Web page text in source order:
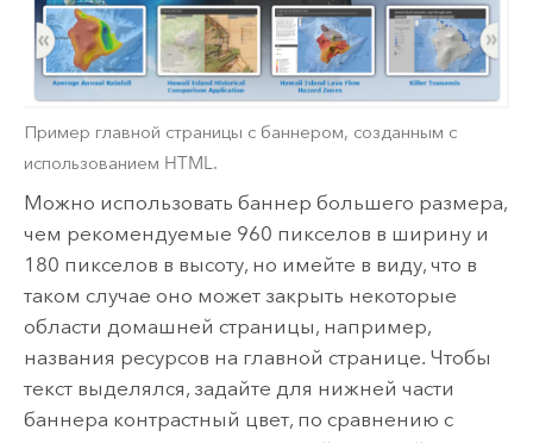
Пример главной страницы с баннером, созданным с
использованием HTML.
Можно использовать баннер большего размера,
чем рекомендуемые 960 пикселов в ширину и
180 пикселов в высоту, но имейте в виду, что в
таком случае оно может закрыть некоторые
области домашней страницы, например,
названия ресурсов на главной странице. Чтобы
текст выделялся, задайте для нижней части
баннера контрастный цвет, по сравнению с